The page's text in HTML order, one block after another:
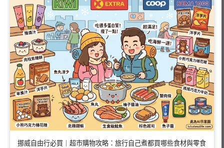
挪威自由行必買｜超市購物攻略：旅行自己煮都買哪些食材與零食